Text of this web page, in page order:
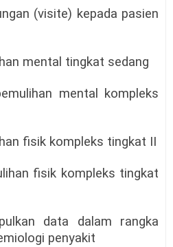
(visite) kepada pasien
mental tingkat sedang
mental kompleks
fisik kompleks tingkat II
fisik kompleks tingkat
data dalam rangka
penyakit